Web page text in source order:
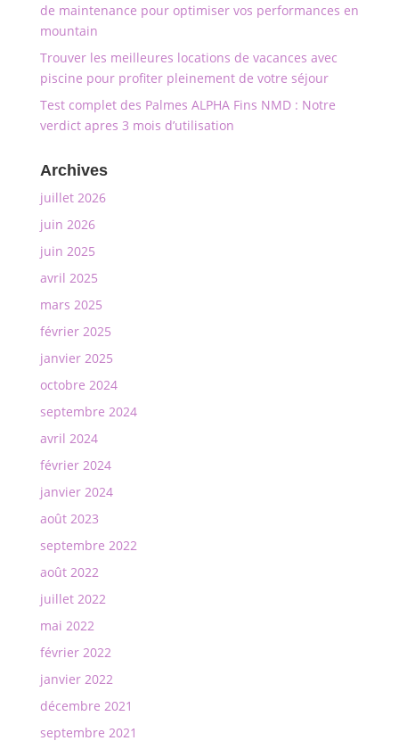
de maintenance pour optimiser vos performances en
mountain
Trouver les meilleures locations de vacances avec
piscine pour profiter pleinement de votre séjour
Test complet des Palmes ALPHA Fins NMD : Notre
verdict apres 3 mois d’utilisation
Archives
juillet 2026
juin 2026
juin 2025
avril 2025
mars 2025
février 2025
janvier 2025
octobre 2024
septembre 2024
avril 2024
février 2024
janvier 2024
août 2023
septembre 2022
août 2022
juillet 2022
mai 2022
février 2022
janvier 2022
décembre 2021
septembre 2021